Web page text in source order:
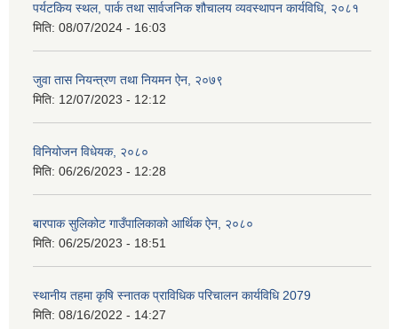
पर्यटकिय स्थल, पार्क तथा सार्वजनिक शौचालय व्यवस्थापन कार्यविधि, २०८१
मिति: 08/07/2024 - 16:03
जुवा तास नियन्त्रण तथा नियमन ऐन, २०७९
मिति: 12/07/2023 - 12:12
विनियोजन विधेयक, २०८०
मिति: 06/26/2023 - 12:28
बारपाक सुलिकोट गाउँपालिकाको आर्थिक ऐन, २०८०
मिति: 06/25/2023 - 18:51
स्थानीय तहमा कृषि स्नातक प्राविधिक परिचालन कार्यविधि 2079
मिति: 08/16/2022 - 14:27